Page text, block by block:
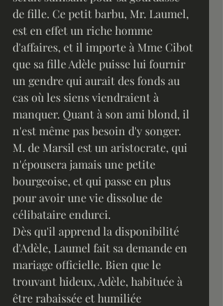
de fille. Ce petit barbu, Mr. Laumel,
est en effet un riche homme
d'affaires, et il importe à Mme Cibot
que sa fille Adèle puisse lui fournir
un gendre qui aurait des fonds au
cas où les siens viendraient à
manquer. Quant à son ami blond, il
n'est même pas besoin d'y songer.
M. de Marsil est un aristocrate, qui
n'épousera jamais une petite
bourgeoise, et qui passe en plus
pour avoir une vie dissolue de
célibataire endurci.
Dès qu'il apprend la disponibilité
d'Adèle, Laumel fait sa demande en
mariage officielle. Bien que le
trouvant hideux, Adèle, habituée à
être rabaissée et humiliée